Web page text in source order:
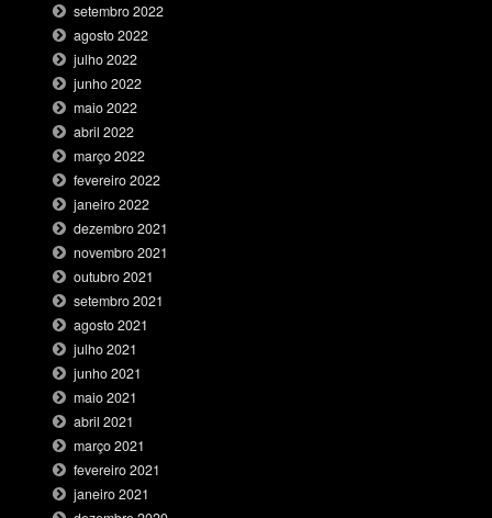
setembro 2022
agosto 2022
julho 2022
junho 2022
maio 2022
abril 2022
março 2022
fevereiro 2022
janeiro 2022
dezembro 2021
novembro 2021
outubro 2021
setembro 2021
agosto 2021
julho 2021
junho 2021
maio 2021
abril 2021
março 2021
fevereiro 2021
janeiro 2021